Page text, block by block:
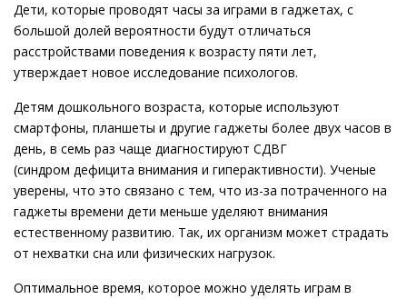
Дети, которые проводят часы за играми в гаджетах, с
большой долей вероятности будут отличаться
расстройствами поведения к возрасту пяти лет,
утверждает новое исследование психологов.
Детям дошкольного возраста, которые используют
смартфоны, планшеты и другие гаджеты более двух часов в
день, в семь раз чаще диагностируют СДВГ
(синдром дефицита внимания и гиперактивности). Ученые
уверены, что это связано с тем, что из-за потраченного на
гаджеты времени дети меньше уделяют внимания
естественному развитию. Так, их организм может страдать
от нехватки сна или физических нагрузок.
Оптимальное время, которое можно уделять играм в